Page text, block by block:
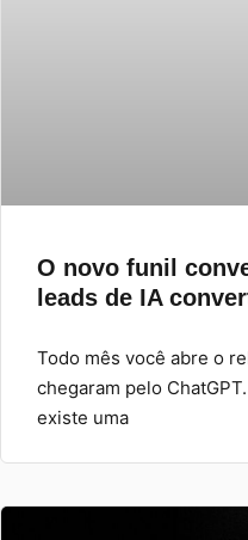
O novo funil
leads de IA
Todo mês você abre o
chegaram pelo
existe uma